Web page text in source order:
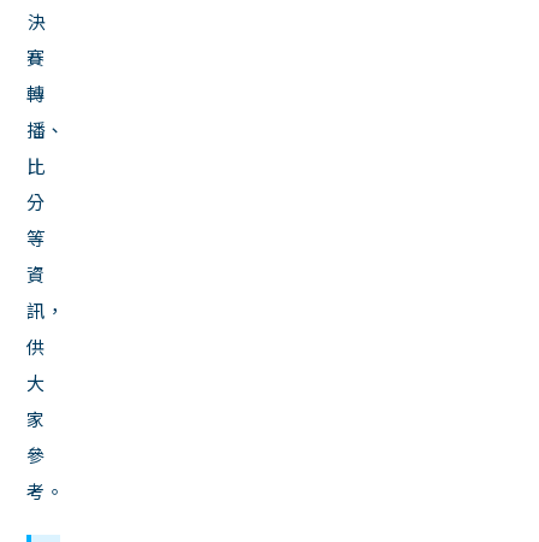
決
賽
轉
播、
比
分
等
資
訊，
供
大
家
參
考。